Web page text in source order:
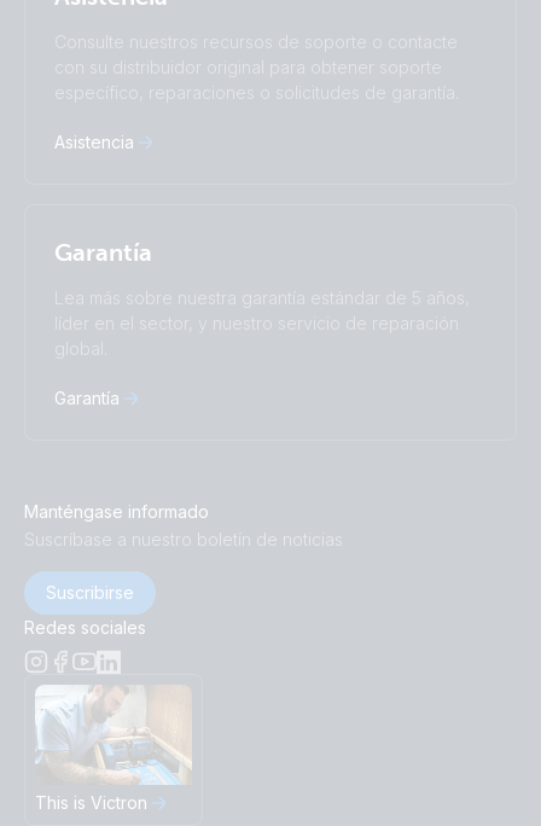
中國人
Consulte nuestros recursos de soporte o contacte
con su distribuidor original para obtener soporte
específico, reparaciones o solicitudes de garantía.
Asistencia
Garantía
Lea más sobre nuestra garantía estándar de 5 años,
líder en el sector, y nuestro servicio de reparación
global.
Garantía
Manténgase informado
Suscríbase a nuestro boletín de noticias
Suscribirse
Redes sociales
This is Victron